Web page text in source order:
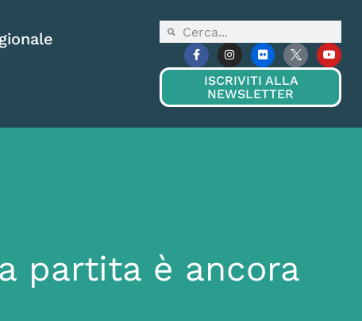
ISCRIVITI ALLA
NEWSLETTER
partita è ancora